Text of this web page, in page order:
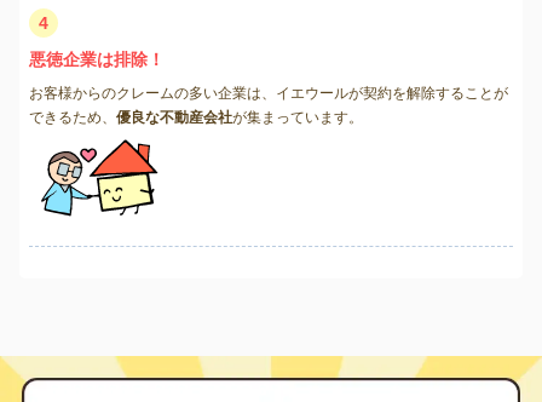
4
悪徳企業は排除！
お客様からのクレームの多い企業は、イエウールが契約を解除することが
できるため、 優良な不動産会社が集まっています。